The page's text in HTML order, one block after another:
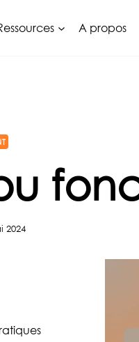
A propos
2024